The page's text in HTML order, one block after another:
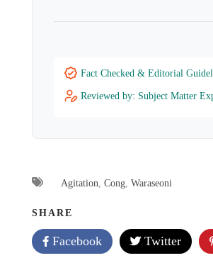
Fact Checked & Editorial
Reviewed by: Subject Matter
Agitation, Cong, Waraseoni
SHARE
Facebook Twitter